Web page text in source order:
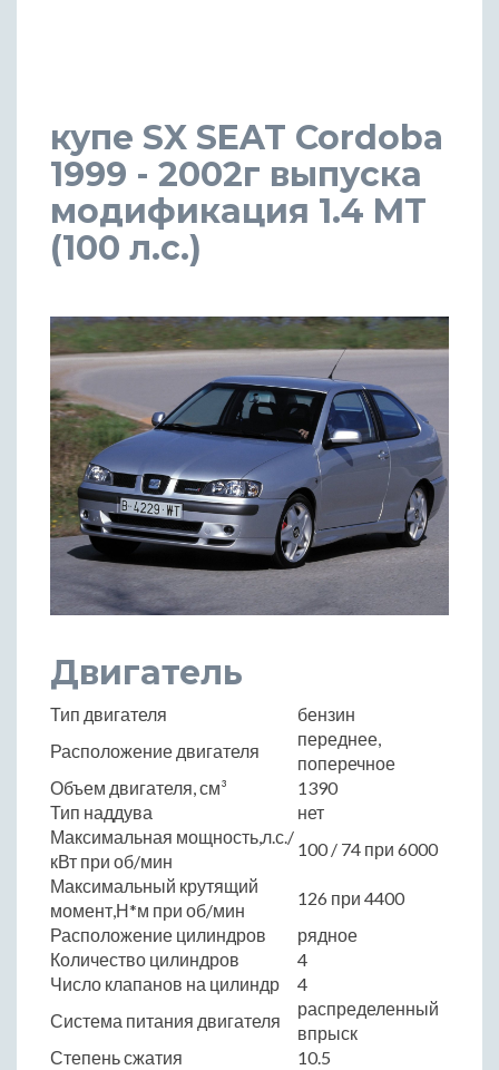
купе SX SEAT Cordoba
1999 - 2002г выпуска
модификация 1.4 MT
(100 л.с.)
Двигатель
Тип двигателя
бензин
Расположение двигателя
переднее,
поперечное
Объем двигателя, см³
1390
Тип наддува
нет
Максимальная мощность,л.с./
кВт при об/мин
100 / 74 при 6000
Максимальный крутящий
момент,Н*м при об/мин
126 при 4400
Расположение цилиндров
рядное
Количество цилиндров
4
Число клапанов на цилиндр
4
Система питания двигателя
распределенный
впрыск
Степень сжатия
10.5